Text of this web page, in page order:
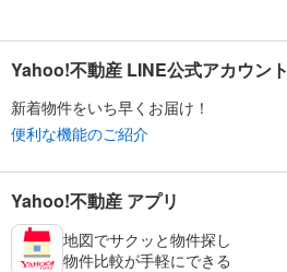
Yahoo!不動産 LINE公式アカウント
新着物件をいち早くお届け！
便利な機能のご紹介
Yahoo!不動産 アプリ
地図でサクッと物件探し
物件比較が手軽にできる